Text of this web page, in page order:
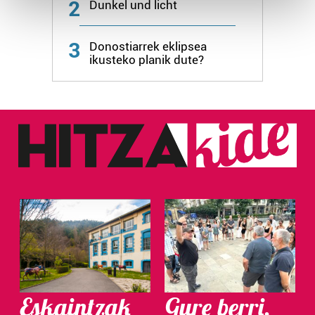
and set your preferences in thedetails section
Guk eta gure bazkideek zure datu pertsonalak
prozesatzen ditugu, zure IP zenbakia, besteak beste,
teknologia erabiliz, cookieak adibidez, iragarki eta eduki
neurtzeko, jendeari buruzko informazioa biltzeko eta
produktuak garatzeko. Zure datuak nork eta zertarako
erabiltzen dituen hauta dezakezu.
interes komertzial legitimoetan babesten dira. Ikusi gure
bazkideen zerrenda, beren ustez zein helburutarako
duten interes legitimoa eta horren aurka nola egin
dezakezun ikusteko.
Lortu zure datu pertsonalak prozesatzeko moduari
buruzko informazio gehiago eta ezarri zure lehentasunak
2 Dunkel und licht
3
Donostiarrek eklipsea
ikusteko planik dute?
Eskaintzak Gure berri.